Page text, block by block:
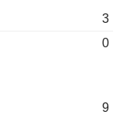
3
0
9